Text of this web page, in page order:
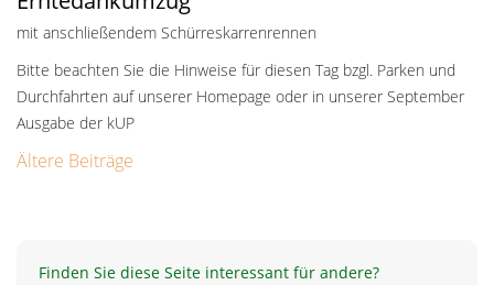
mit anschließendem Schürreskarrenrennen
Bitte beachten Sie die Hinweise für diesen Tag bzgl. Parken und
Durchfahrten auf unserer Homepage oder in unserer September
Ausgabe der kUP
Beitragsnavigation
Ältere Beiträge
Finden Sie diese Seite interessant für andere?